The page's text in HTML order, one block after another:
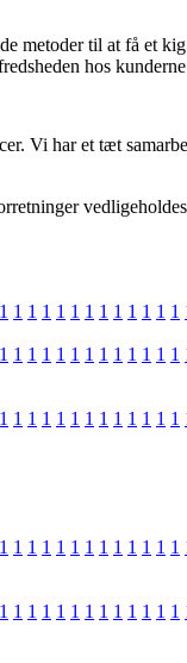
metoder til at få et
hos
Vi har et tæt
1 1 1 1 1 1 1 1 1 1 1 1 1
1 1 1 1 1 1 1 1 1 1 1 1 1
1 1 1 1 1 1 1 1 1 1 1 1 1
1 1 1 1 1 1 1 1 1 1 1 1 1
1 1 1 1 1 1 1 1 1 1 1 1 1